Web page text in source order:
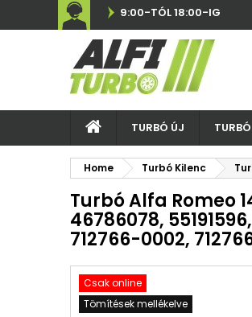
9:00-TÓL 18:00-IG
TURBÓ ÚJ
Home Turbó Kilenc
Turbó Alfa Romeo
46786078,
712766-0002,
Csak online
Tömítések mellékelve